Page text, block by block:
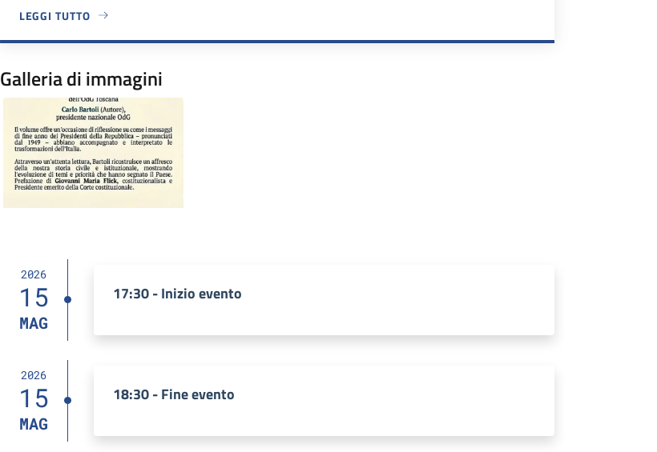
LEGGI TUTTO
A PROPOSITO DI SEDE COMUNALE
Galleria di immagini
Image
2026
15
MAG
17:30 - Inizio evento
2026
15
MAG
18:30 - Fine evento